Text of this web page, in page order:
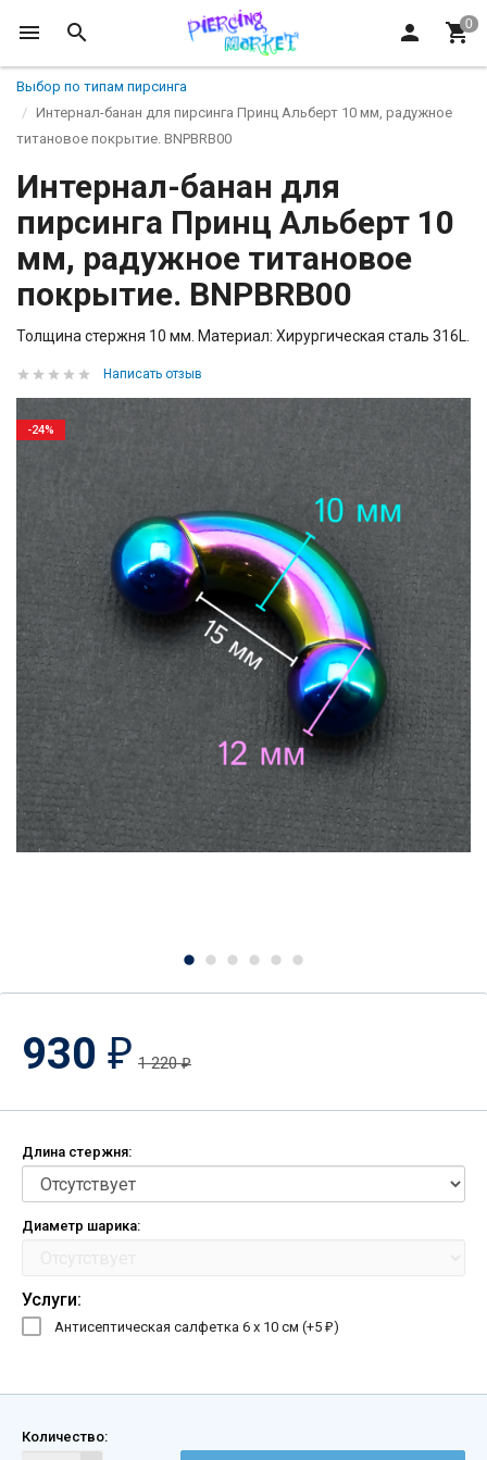
Выбор по типам пирсинга
Интернал-банан для пирсинга Принц Альберт 10 мм, радужное
титановое покрытие. BNPBRB00
Интернал-банан для
пирсинга Принц Альберт 10
мм, радужное титановое
покрытие. BNPBRB00
Толщина стержня 10 мм. Материал: Хирургическая сталь 316L.
Написать отзыв
-24%
930 ₽ 1 220₽
Длина стержня:
Диаметр шарика:
Услуги:
Антисептическая салфетка 6 х 10 см (+5 ₽)
Количество: